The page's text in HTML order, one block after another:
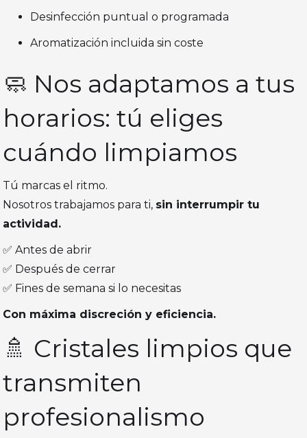
Desinfección puntual o programada
Aromatización incluida sin coste
🧼 Nos adaptamos a tus
horarios: tú eliges
cuándo limpiamos
Tú marcas el ritmo.
Nosotros trabajamos para ti, sin interrumpir tu
actividad.
✅ Antes de abrir
✅ Después de cerrar
✅ Fines de semana si lo necesitas
Con máxima discreción y eficiencia.
🚿 Cristales limpios que
transmiten
profesionalismo